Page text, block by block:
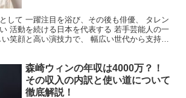
して 一躍注目を浴び、その後も俳優、 タレン
活動を続ける日本を代表する 若手芸能人の一
笑顔と高い演技力で、 幅広い世代から支持さ
森崎ウィンの年収は4000万？！
その収入の内訳と使い道について
徹底解説！